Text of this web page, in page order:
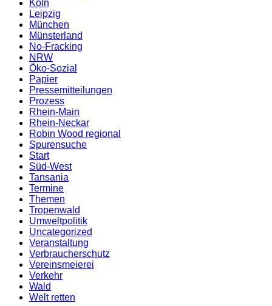
Köln
Leipzig
München
Münsterland
No-Fracking
NRW
Öko-Sozial
Papier
Pressemitteilungen
Prozess
Rhein-Main
Rhein-Neckar
Robin Wood regional
Spurensuche
Start
Süd-West
Tansania
Termine
Themen
Tropenwald
Umweltpolitik
Uncategorized
Veranstaltung
Verbraucherschutz
Vereinsmeierei
Verkehr
Wald
Welt retten